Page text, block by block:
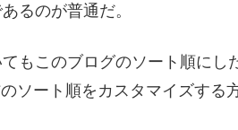
るのが普通だ。
もこのブログのソート順に
ソート順をカスタマイズする